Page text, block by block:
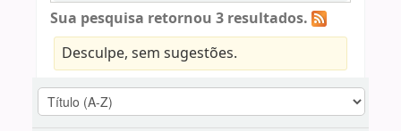
Sua pesquisa retornou 3 resultados.
Desculpe, sem sugestões.